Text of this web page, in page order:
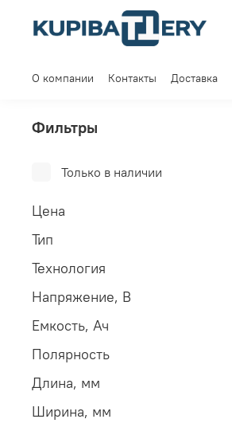
О компании Контакты Доставка
Фильтры
Только в наличии
Цена
Тип
Технология
Напряжение, В
Емкость, Ач
Полярность
Длина, мм
Ширина, мм